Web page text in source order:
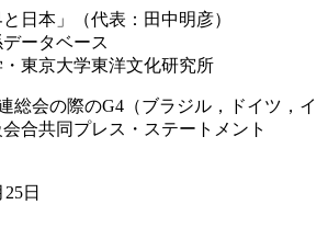
日本」（代表：田中明彦）
ータベース
東京大学東洋文化研究所
会の際のG4（ブラジル，ドイツ，イ
合共同プレス・ステートメント
日